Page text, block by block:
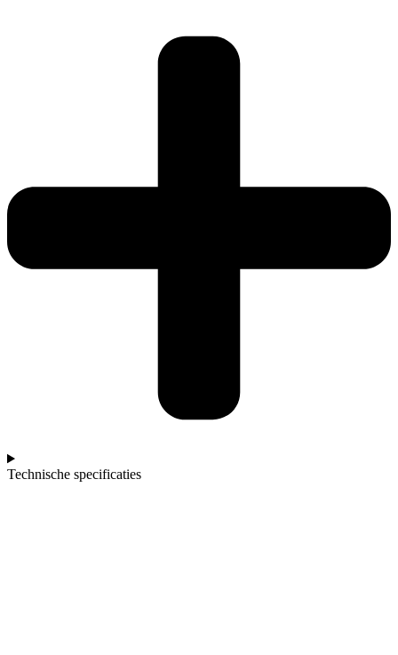
Technische specificaties